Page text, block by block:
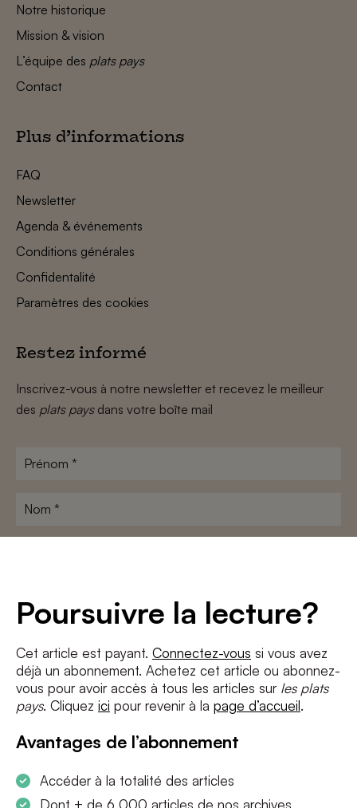
Poursuivre la lecture?
Cet article est payant. Connectez-vous si vous avez
déjà un abonnement. Achetez cet article ou abonnez-
vous pour avoir accès à tous les articles sur les plats
pays. Cliquez ici pour revenir à la page d’accueil.
Avantages de l’abonnement
Accéder à la totalité des articles
Dont + de 6 000 articles de nos archives
Notre historique
Mission & vision
L’équipe des plats pays
Contact
Plus d’informations
FAQ
Newsletter
Agenda & événements
Conditions générales
Confidentalité
Paramètres des cookies
Restez informé
Inscrivez-vous à notre newsletter et recevez le meilleur
des plats paysdans votre boîte mail
Prénom
Nom
J'accepte les termes et conditions etla politique de confidentialité
S'INSCRIRE